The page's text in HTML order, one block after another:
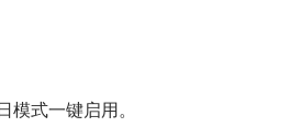
式一键启用。